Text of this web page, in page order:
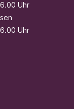
Uhr
Uhr